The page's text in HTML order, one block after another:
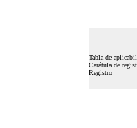
Tabla de
Carátula de
Registro